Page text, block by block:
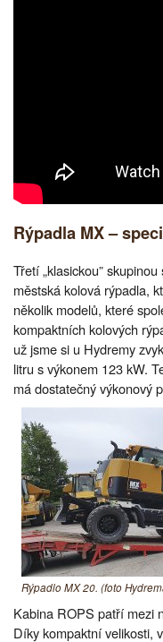
Rýpadla MX –
Třetí „klasickou”
městská kolová rýpadla,
několik modelů, které
kompaktních kolových
už jsme si u Hydremy
litru s výkonem 123 kW.
má dostatečný výkonový
Rýpadlo MX 20. (foto
Kabina ROPS patří mezi
Díky kompaktní velikosti,